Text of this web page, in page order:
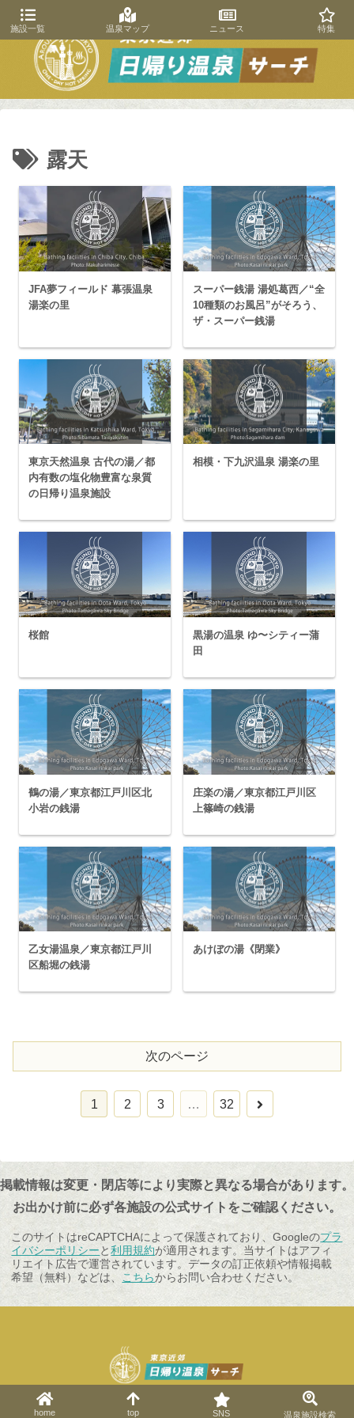
露天
JFA夢フィールド 幕張温泉
湯楽の里
スーパー銭湯 湯処葛西／“全
10種類のお風呂”がそろう、
ザ・スーパー銭湯
東京天然温泉 古代の湯／都
内有数の塩化物豊富な泉質
の日帰り温泉施設
相模・下九沢温泉 湯楽の里
桜館
黒湯の温泉 ゆ〜シティー蒲
田
鶴の湯／東京都江戸川区北
小岩の銭湯
庄楽の湯／東京都江戸川区
上篠崎の銭湯
乙女湯温泉／東京都江戸川
区船堀の銭湯
あけぼの湯《閉業》
次のページ
1 2 3 … 32
次
掲載情報は変更・閉店等により実際と異なる場合があります。
お出かけ前に必ず各施設の公式サイトをご確認ください。
このサイトはreCAPTCHAによって保護されており、Googleのプラ
イバシーポリシーと利用規約が適用されます。当サイトはアフィ
リエイト広告で運営されています。データの訂正依頼や情報掲載
希望（無料）などは、
こちらからお問い合わせください。
© 2023 東京近郊日帰り温泉サーチ.
施設一覧 温泉マップ ニュース 特集
home top SNS 温泉施設検索